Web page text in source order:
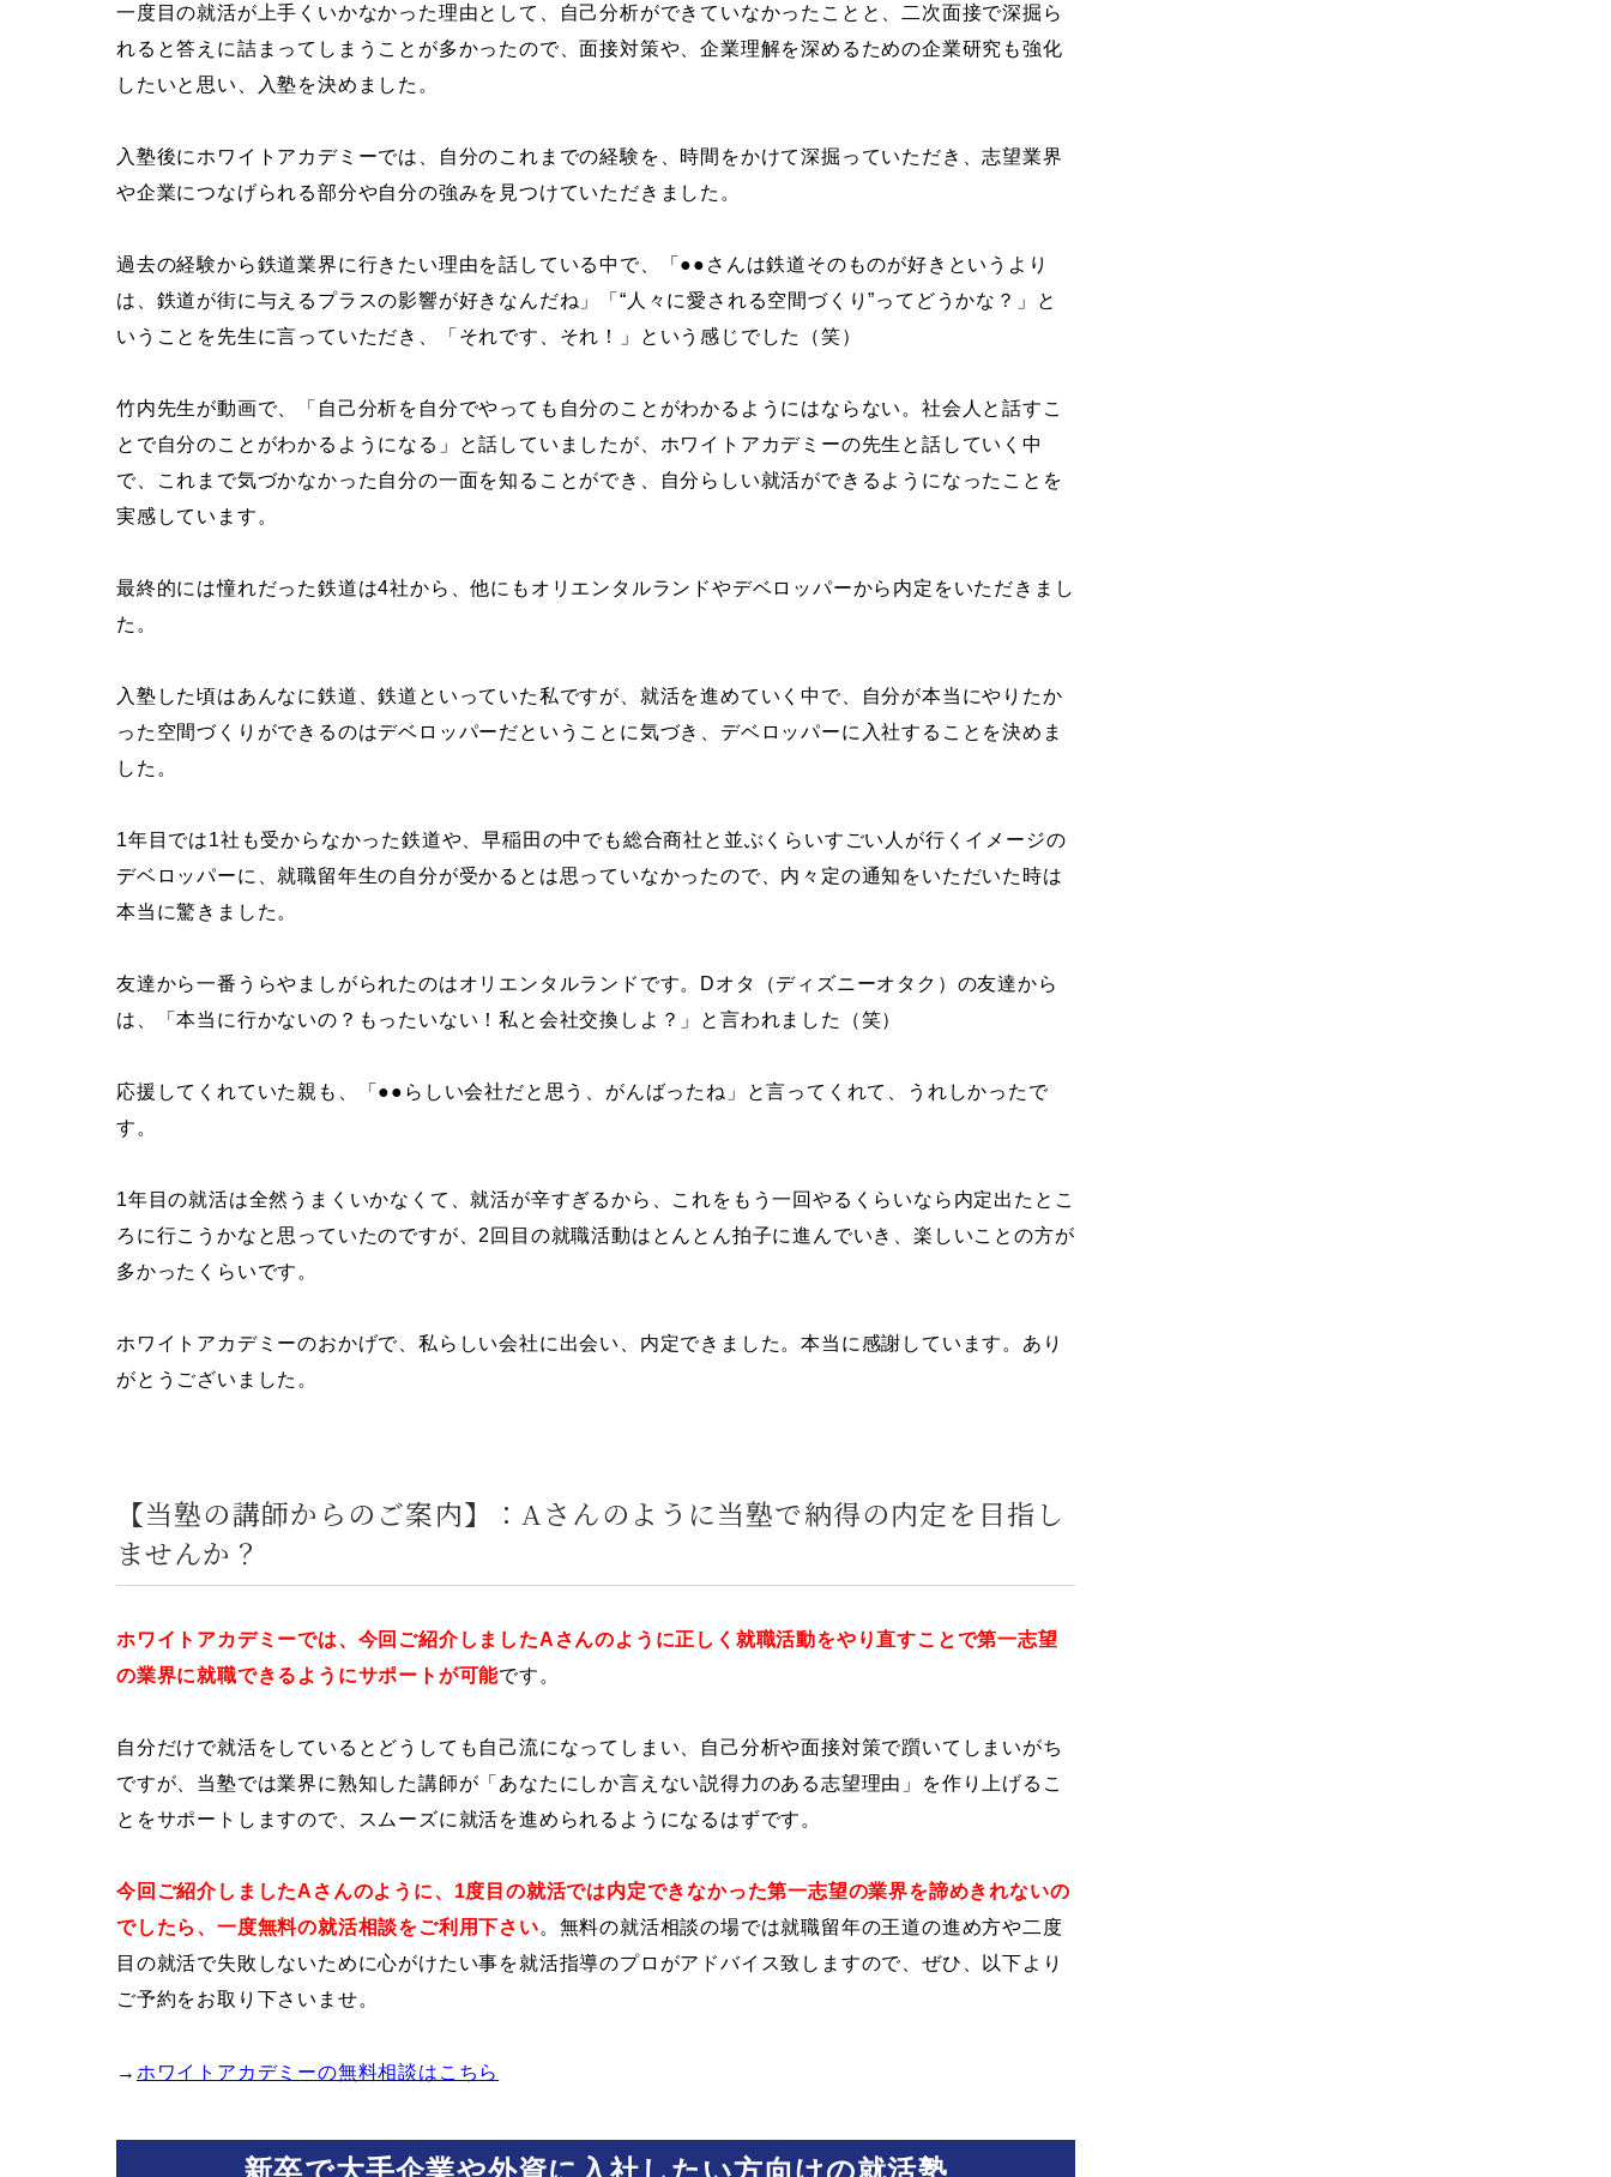
一度目の就活が上手くいかなかった理由として、自己分析ができていなかったことと、二次面接で深掘ら
れると答えに詰まってしまうことが多かったので、面接対策や、企業理解を深めるための企業研究も強化
したいと思い、入塾を決めました。
入塾後にホワイトアカデミーでは、自分のこれまでの経験を、時間をかけて深掘っていただき、志望業界
や企業につなげられる部分や自分の強みを見つけていただきました。
過去の経験から鉄道業界に行きたい理由を話している中で、「●●さんは鉄道そのものが好きというより
は、鉄道が街に与えるプラスの影響が好きなんだね」「“人々に愛される空間づくり”ってどうかな？」と
いうことを先生に言っていただき、「それです、それ！」という感じでした（笑）
竹内先生が動画で、「自己分析を自分でやっても自分のことがわかるようにはならない。社会人と話すこ
とで自分のことがわかるようになる」と話していましたが、ホワイトアカデミーの先生と話していく中
で、これまで気づかなかった自分の一面を知ることができ、自分らしい就活ができるようになったことを
実感しています。
最終的には憧れだった鉄道は4社から、他にもオリエンタルランドやデベロッパーから内定をいただきまし
た。
入塾した頃はあんなに鉄道、鉄道といっていた私ですが、就活を進めていく中で、自分が本当にやりたか
った空間づくりができるのはデベロッパーだということに気づき、デベロッパーに入社することを決めま
した。
1年目では1社も受からなかった鉄道や、早稲田の中でも総合商社と並ぶくらいすごい人が行くイメージの
デベロッパーに、就職留年生の自分が受かるとは思っていなかったので、内々定の通知をいただいた時は
本当に驚きました。
友達から一番うらやましがられたのはオリエンタルランドです。Dオタ（ディズニーオタク）の友達から
は、「本当に行かないの？もったいない！私と会社交換しよ？」と言われました（笑）
応援してくれていた親も、「●●らしい会社だと思う、がんばったね」と言ってくれて、うれしかったで
す。
1年目の就活は全然うまくいかなくて、就活が辛すぎるから、これをもう一回やるくらいなら内定出たとこ
ろに行こうかなと思っていたのですが、2回目の就職活動はとんとん拍子に進んでいき、楽しいことの方が
多かったくらいです。
ホワイトアカデミーのおかげで、私らしい会社に出会い、内定できました。本当に感謝しています。あり
がとうございました。
【当塾の講師からのご案内】：Aさんのように当塾で納得の内定を目指し
ませんか？
ホワイトアカデミーでは、今回ご紹介しましたAさんのように正しく就職活動をやり直すことで第一志望
の業界に就職できるようにサポートが可能です。
自分だけで就活をしているとどうしても自己流になってしまい、自己分析や面接対策で躓いてしまいがち
ですが、当塾では業界に熟知した講師が「あなたにしか言えない説得力のある志望理由」を作り上げるこ
とをサポートしますので、スムーズに就活を進められるようになるはずです。
今回ご紹介しましたAさんのように、1度目の就活では内定できなかった第一志望の業界を諦めきれないの
でしたら、一度無料の就活相談をご利用下さい。無料の就活相談の場では就職留年の王道の進め方や二度
目の就活で失敗しないために心がけたい事を就活指導のプロがアドバイス致しますので、ぜひ、以下より
ご予約をお取り下さいませ。
→ ホワイトアカデミーの無料相談はこちら
新卒で大手企業や外資に入社したい方向けの就活塾